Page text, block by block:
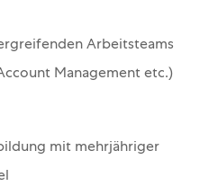
Arbeitsteams
Management etc.)
mit mehrjähriger